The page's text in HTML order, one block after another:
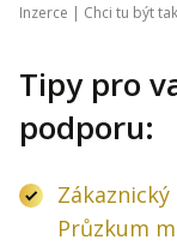
Inzerce | Chci tu být
Tipy pro
podporu:
Průzkum